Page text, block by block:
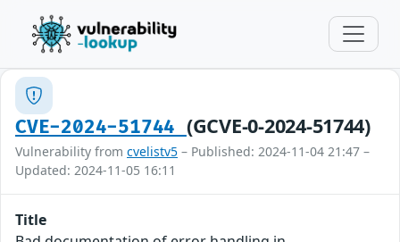
CVE-2024-51744 (GCVE-0-2024-51744)
Vulnerability from cvelistv5 – Published: 2024-11-04 21:47 –
Updated: 2024-11-05 16:11
Title